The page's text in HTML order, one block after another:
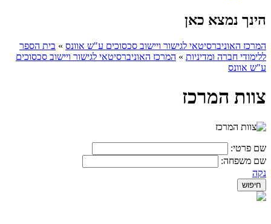
הינך נמצא כאן
המרכז האוניברסיטאי לגישור ויישוב סכסוכים ע"ש אוונס » בית הספר
ללימודי חברה ומדיניות » המרכז האוניברסיטאי לגישור ויישוב סכסוכים
ע"ש אוונס
צוות המרכז
שם פרטי:
שם משפחה:
נקה